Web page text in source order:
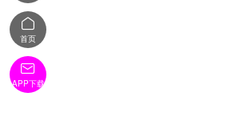

首页

APP下载